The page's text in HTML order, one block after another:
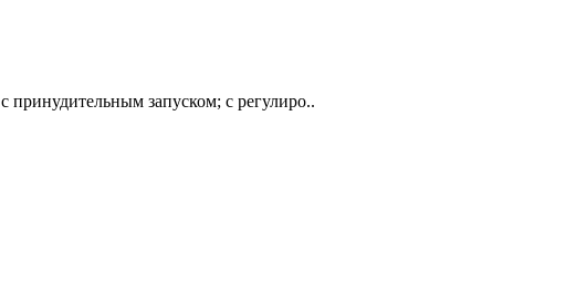
запуском; с регулиро..